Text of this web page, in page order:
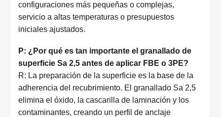
configuraciones más pequeñas o complejas,
servicio a altas temperaturas o presupuestos
iniciales ajustados.
P: ¿Por qué es tan importante el granallado de
superficie Sa 2,5 antes de aplicar FBE o 3PE?
R: La preparación de la superficie es la base de la
adherencia del recubrimiento. El granallado Sa 2,5
elimina el óxido, la cascarilla de laminación y los
contaminantes, creando un perfil de anclaje